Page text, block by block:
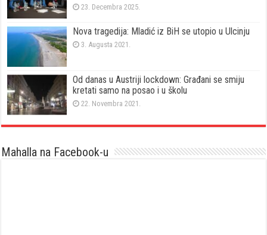
23. Decembra 2025.
Nova tragedija: Mladić iz BiH se utopio u Ulcinju
3. Augusta 2021.
Od danas u Austriji lockdown: Građani se smiju
kretati samo na posao i u školu
22. Novembra 2021.
Mahalla na Facebook-u